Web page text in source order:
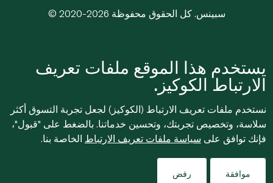
© 2020-2026 سبينس. كل الحقوق محفوظة
يستخدم هذا الموقع ملفات تعريف
الارتباط الكوكيز.
نستخدم ملفات تعريف الارتباط (الكوكيز) لجعل تجربة التسوق أكثر
سلاسة، وتخصيص تجربتك، وتحسين خدماتنا. بالضغط على "قبول"،
فإنك توافق على سياسة ملفات تعريف الارتباط الخاصة بنا.
موافقة رفض